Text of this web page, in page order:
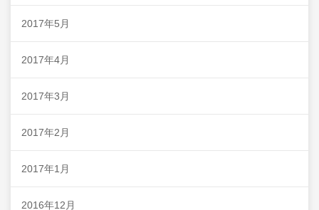
2017年5月
2017年4月
2017年3月
2017年2月
2017年1月
2016年12月